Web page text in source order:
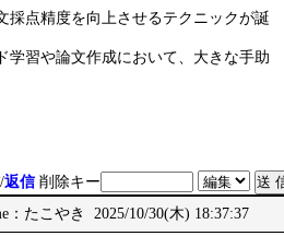
採点精度を向上させるテクニックが誕
学習や論文作成において、大きな手助
/返信 削除キー
：たこやき 2025/10/30(木) 18:37:37